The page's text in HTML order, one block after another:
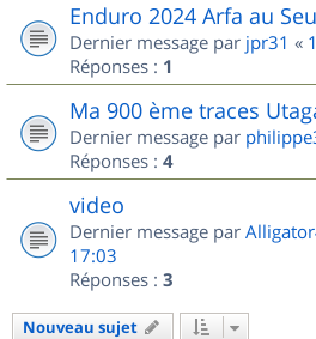
Enduro 2024 Arfa au
Dernier message par jpr31 «
Réponses : 1
Ma 900 ème traces
Dernier message par
Réponses : 4
video
Dernier message par
17:03
Réponses : 3
Nouveau sujet